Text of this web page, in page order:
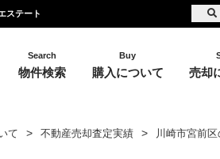
ステート
Search
物件検索
Buy
購入について 売却
て 不動産売却査定実績 川崎市宮前